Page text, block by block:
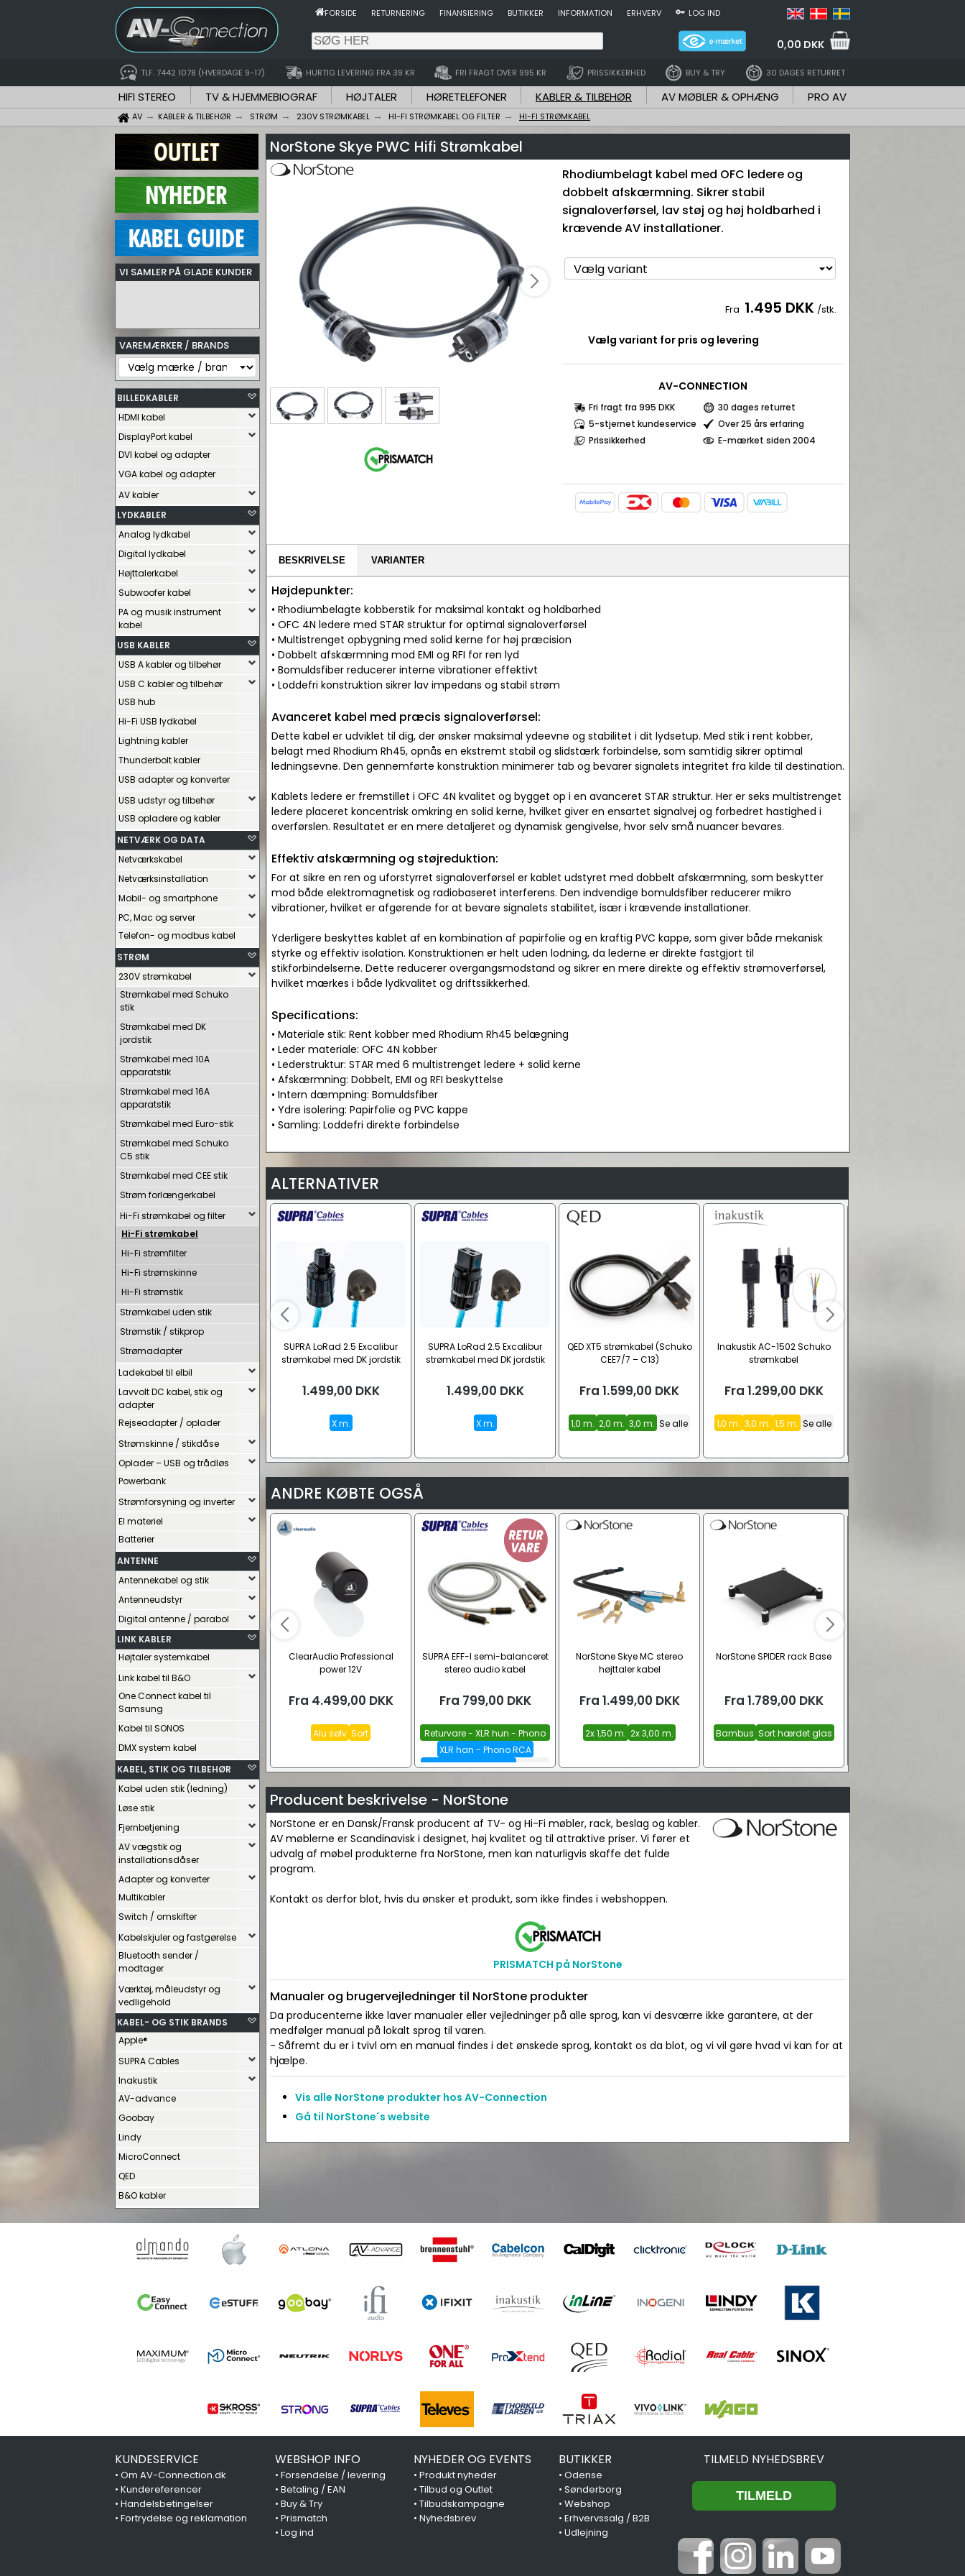
FORSIDE RETURNERING FINANSIERING BUTIKKER INFORMATION ERHVERV LOG IND
0,00 DKK
TLF. 7442 1078 (HVERDAGE 9-17) HURTIG LEVERING FRA 39 KR FRI FRAGT OVER 995 KR PRISSIKKERHED BUY & TRY 30 DAGES RETURRET
HIFI STEREO TV & HJEMMEBIOGRAF HØJTALER HØRETELEFONER KABLER & TILBEHØR AV MØBLER & OPHÆNG PRO AV
AV KABLER & TILBEHØR STRØM 230V STRØMKABEL HI-FI STRØMKABEL OG FILTER HI-FI STRØMKABEL
VI SAMLER PÅ GLADE KUNDER
VAREMÆRKER / BRANDS
BILLEDKABLER
HDMI kabel
DisplayPort kabel
DVI kabel og adapter
VGA kabel og adapter
AV kabler
LYDKABLER
Analog lydkabel
Digital lydkabel
Højttalerkabel
Subwoofer kabel
PA og musik instrument
kabel
USB KABLER
USB A kabler og tilbehør
USB C kabler og tilbehør
USB hub
Hi-Fi USB lydkabel
Lightning kabler
Thunderbolt kabler
USB adapter og konverter
USB udstyr og tilbehør
USB opladere og kabler
NETVÆRK OG DATA
Netværkskabel
Netværksinstallation
Mobil- og smartphone
PC, Mac og server
Telefon- og modbus kabel
STRØM
230V strømkabel
Strømkabel med Schuko
stik
Strømkabel med DK
jordstik
Strømkabel med 10A
apparatstik
Strømkabel med 16A
apparatstik
Strømkabel med Euro-stik
Strømkabel med Schuko
C5 stik
Strømkabel med CEE stik
Strøm forlængerkabel
Hi-Fi strømkabel og filter
Hi-Fi strømkabel
Hi-Fi strømfilter
Hi-Fi strømskinne
Hi-Fi strømstik
Strømkabel uden stik
Strømstik / stikprop
Strømadapter
Ladekabel til elbil
Lavvolt DC kabel, stik og
adapter
Rejseadapter / oplader
Strømskinne / stikdåse
Oplader – USB og trådløs
Powerbank
Strømforsyning og inverter
El materiel
Batterier
ANTENNE
Antennekabel og stik
Antenneudstyr
Digital antenne / parabol
LINK KABLER
Højtaler systemkabel
Link kabel til B&O
One Connect kabel til
Samsung
Kabel til SONOS
DMX system kabel
KABEL, STIK OG TILBEHØR
Kabel uden stik (ledning)
Løse stik
Fjernbetjening
AV vægstik og
installationsdåser
Adapter og konverter
Multikabler
Switch / omskifter
Kabelskjuler og fastgørelse
Bluetooth sender /
modtager
Værktøj, måleudstyr og
vedligehold
KABEL- OG STIK BRANDS
Apple®
SUPRA Cables
Inakustik
AV-advance
Goobay
Lindy
MicroConnect
QED
B&O kabler
NorStone Skye PWC Hifi Strømkabel
Rhodiumbelagt kabel med OFC ledere og
dobbelt afskærmning. Sikrer stabil
signaloverførsel, lav støj og høj holdbarhed i
krævende AV installationer.
Fra 1.495 DKK /stk.
Vælg variant for pris og levering
AV-CONNECTION
Fri fragt fra 995 DKK
30 dages returret
5-stjernet kundeservice
Over 25 års erfaring
Prissikkerhed
E-mærket siden 2004
BESKRIVELSE VARIANTER
Højdepunkter:
• Rhodiumbelagte kobberstik for maksimal kontakt og holdbarhed
• OFC 4N ledere med STAR struktur for optimal signaloverførsel
• Multistrenget opbygning med solid kerne for høj præcision
• Dobbelt afskærmning mod EMI og RFI for ren lyd
• Bomuldsfiber reducerer interne vibrationer effektivt
• Loddefri konstruktion sikrer lav impedans og stabil strøm
Avanceret kabel med præcis signaloverførsel:
Dette kabel er udviklet til dig, der ønsker maksimal ydeevne og stabilitet i dit lydsetup. Med stik i rent kobber,
belagt med Rhodium Rh45, opnås en ekstremt stabil og slidstærk forbindelse, som samtidig sikrer optimal
ledningsevne. Den gennemførte konstruktion minimerer tab og bevarer signalets integritet fra kilde til destination.
Kablets ledere er fremstillet i OFC 4N kvalitet og bygget op i en avanceret STAR struktur. Her er seks multistrenget
ledere placeret koncentrisk omkring en solid kerne, hvilket giver en ensartet signalvej og forbedret hastighed i
overførslen. Resultatet er en mere detaljeret og dynamisk gengivelse, hvor selv små nuancer bevares.
Effektiv afskærmning og støjreduktion:
For at sikre en ren og uforstyrret signaloverførsel er kablet udstyret med dobbelt afskærmning, som beskytter
mod både elektromagnetisk og radiobaseret interferens. Den indvendige bomuldsfiber reducerer mikro
vibrationer, hvilket er afgørende for at bevare signalets stabilitet, især i krævende installationer.
Yderligere beskyttes kablet af en kombination af papirfolie og en kraftig PVC kappe, som giver både mekanisk
styrke og effektiv isolation. Konstruktionen er helt uden lodning, da lederne er direkte fastgjort til
stikforbindelserne. Dette reducerer overgangsmodstand og sikrer en mere direkte og effektiv strømoverførsel,
hvilket mærkes i både lydkvalitet og driftssikkerhed.
Specifications:
• Materiale stik: Rent kobber med Rhodium Rh45 belægning
• Leder materiale: OFC 4N kobber
• Lederstruktur: STAR med 6 multistrenget ledere + solid kerne
• Afskærmning: Dobbelt, EMI og RFI beskyttelse
• Intern dæmpning: Bomuldsfiber
• Ydre isolering: Papirfolie og PVC kappe
• Samling: Loddefri direkte forbindelse
ALTERNATIVER
SUPRA LoRad 2.5 Excalibur
strømkabel med DK jordstik
1.499,00 DKK
X m.
SUPRA LoRad 2.5 Excalibur
strømkabel med DK jordstik
1.499,00 DKK
X m.
QED XT5 strømkabel (Schuko
CEE7/7 – C13)
Fra 1.599,00 DKK
1,0 m. 2,0 m. 3,0 m. Se alle
Inakustik AC-1502 Schuko
strømkabel
Fra 1.299,00 DKK
1,0 m. 3,0 m. 1,5 m. Se alle
ANDRE KØBTE OGSÅ
ClearAudio Professional
power 12V
Fra 4.499,00 DKK
Alu sølv Sort
SUPRA EFF-I semi-balanceret
stereo audio kabel
Fra 799,00 DKK
Returvare - XLR hun - Phono
RCA
XLR han - Phono RCA
XLR hun - Phono RCA Se alle
NorStone Skye MC stereo
højttaler kabel
Fra 1.499,00 DKK
2x 1,50 m. 2x 3,00 m.
NorStone SPIDER rack Base
Fra 1.789,00 DKK
Bambus Sort hærdet glas
Producent beskrivelse - NorStone
NorStone er en Dansk/Fransk producent af TV- og Hi-Fi møbler, rack, beslag og kabler.
AV møblerne er Scandinavisk i designet, høj kvalitet og til attraktive priser. Vi fører et
udvalg af møbel produkterne fra NorStone, men kan naturligvis skaffe det fulde
program.
Kontakt os derfor blot, hvis du ønsker et produkt, som ikke findes i webshoppen.
PRISMATCH på NorStone
Manualer og brugervejledninger til NorStone produkter
Da producenterne ikke laver manualer eller vejledninger på alle sprog, kan vi desværre ikke garantere, at der
medfølger manual på lokalt sprog til varen.
- Såfremt du er i tvivl om en manual findes i det ønskede sprog, kontakt os da blot, og vi vil gøre hvad vi kan for at
hjælpe.
Vis alle NorStone produkter hos AV-Connection
Gå til NorStone´s website
KUNDESERVICE
• Om AV-Connection.dk
• Kundereferencer
• Handelsbetingelser
• Fortrydelse og reklamation
WEBSHOP INFO
• Forsendelse / levering
• Betaling / EAN
• Buy & Try
• Prismatch
• Log ind
NYHEDER OG EVENTS
• Produkt nyheder
• Tilbud og Outlet
• Tilbudskampagne
• Nyhedsbrev
BUTIKKER
•Odense
•Sønderborg
•Webshop
•Erhvervssalg / B2B
•Udlejning
TILMELD NYHEDSBREV